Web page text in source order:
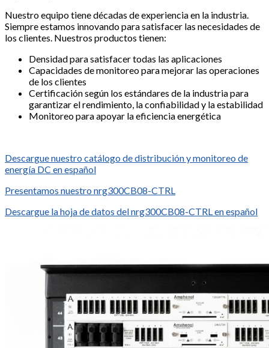
Nuestro equipo tiene décadas de experiencia en la industria.
Siempre estamos innovando para satisfacer las necesidades de
los clientes. Nuestros productos tienen:
Densidad para satisfacer todas las aplicaciones
Capacidades de monitoreo para mejorar las operaciones
de los clientes
Certificación según los estándares de la industria para
garantizar el rendimiento, la confiabilidad y la estabilidad
Monitoreo para apoyar la eficiencia energética
Descargue nuestro catálogo de distribución y monitoreo de
energía DC en español
Presentamos nuestro nrg300CB08-CTRL
Descargue la hoja de datos del nrg300CB08-CTRL en español